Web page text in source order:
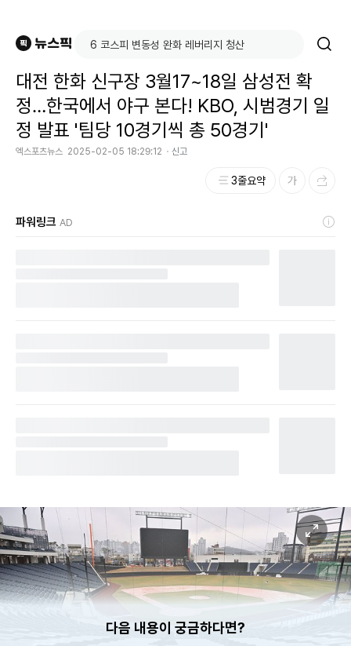
대전 한화 신구장 3월17~18일 삼성전 확
정…한국에서 야구 본다! KBO, 시범경기 일
정 발표 '팀당 10경기씩 총 50경기'
엑스포츠뉴스 2025-02-05 18:29:12 신고
3줄요약
파워링크 AD
다음 내용이 궁금하다면?